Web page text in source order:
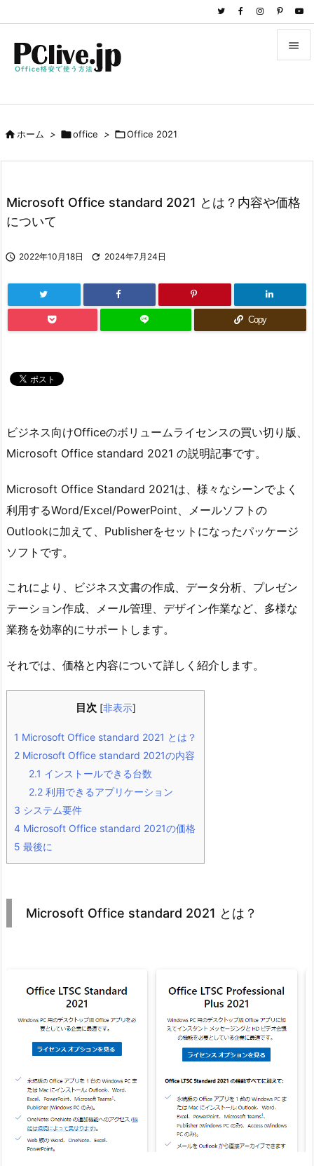

前へ
次へ
ホーム > office > Office 2021
Microsoft Office standard 2021 とは？内容や価格
について
 2022年10月18日  2024年7月24日
Copy
ビジネス向けOfficeのボリュームライセンスの買い切り版、
Microsoft Office standard 2021 の説明記事です。
Microsoft Office Standard 2021は、様々なシーンでよく
利用するWord/Excel/PowerPoint、メールソフトの
Outlookに加えて、Publisherをセットになったパッケージ
ソフトです。
これにより、ビジネス文書の作成、データ分析、プレゼン
テーション作成、メール管理、デザイン作業など、多様な
業務を効率的にサポートします。
それでは、価格と内容について詳しく紹介します。
目次 [非表示]
1 Microsoft Office standard 2021 とは？
2 Microsoft Office standard 2021の内容
2.1 インストールできる台数
2.2 利用できるアプリケーション
3 システム要件
4 Microsoft Office standard 2021の価格
5 最後に
Microsoft Office standard 2021 とは？